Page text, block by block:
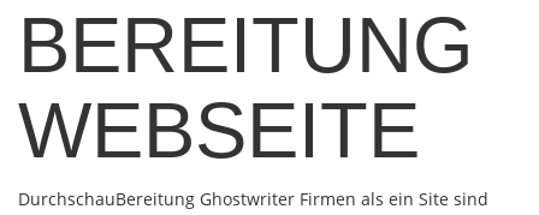
BEREITUNG
WEBSEITE
DurchschauBereitung Ghostwriter Firmen als ein Site sind